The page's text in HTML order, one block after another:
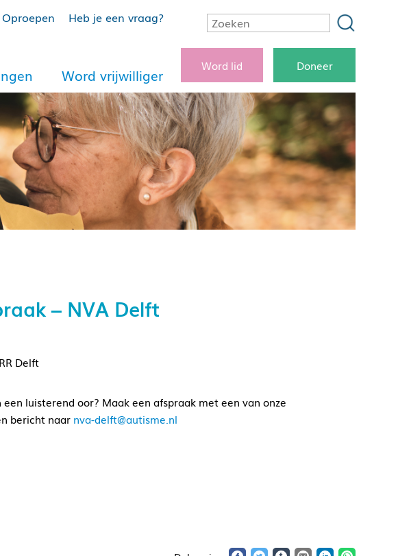
Oproepen Heb je een vraag?
Word vrijwilliger
Word lid Doneer
– NVA Delft
Delft
luisterend oor? Maak een afspraak met een van onze
bericht naar nva-delft@autisme.nl